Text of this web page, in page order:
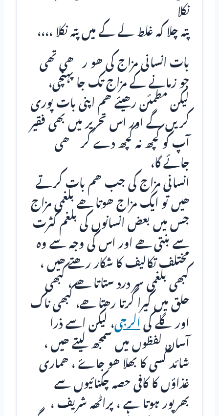
نکلا
پتہ چلا کہ غلط لے کے میں پتہ نکلا ،،،،
بات انسانی مزاج کی ھو رھی تھی
جو زمانے کے مزاج تک جا پہنچی،
لیکن مطمئن رھیئے ھم اپنی بات پوری
کریں گے اور اس تحریر میں بھی فقیر
آپ کو کچھ نہ کچھ دے کر ھی
جائے گا،
انسانی مزاج کی جب ھم بات کرتے
ھیں تو ایک مزاج ھوتا ھے بلغمی مزاج
جس میں بعض انسانوں کی بلغم کـثرت
سے بنتی ھے اور اس کی وجہ سے وہ
مختلف تکالیف کا شکار رھتے ھیں ،
کبھی بلغمی سر درد ستاتا ھے ، کبھی
حلق میں کیرا گرتا رھتا ھے، کبھی ناک
اور گلے کی الرجی، لیکن اسے ذرا
آسان لفظوں میں سمجھ لیتے ھیں ،
شائد کسی کا بھلا ھو جاۓ ، ھماری
غذاؤں کا کافی حصہ چکنائيوں سے
بھرپور ہوتا ہے ، پراٹھہ شریف ،